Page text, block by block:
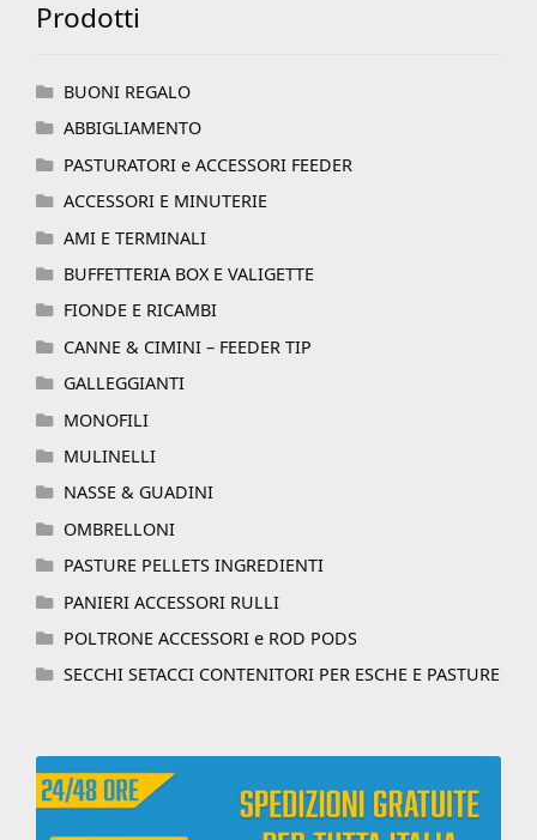
Prodotti
BUONI REGALO
ABBIGLIAMENTO
PASTURATORI e ACCESSORI FEEDER
ACCESSORI E MINUTERIE
AMI E TERMINALI
BUFFETTERIA BOX E VALIGETTE
FIONDE E RICAMBI
CANNE & CIMINI – FEEDER TIP
GALLEGGIANTI
MONOFILI
MULINELLI
NASSE & GUADINI
OMBRELLONI
PASTURE PELLETS INGREDIENTI
PANIERI ACCESSORI RULLI
POLTRONE ACCESSORI e ROD PODS
SECCHI SETACCI CONTENITORI PER ESCHE E PASTURE